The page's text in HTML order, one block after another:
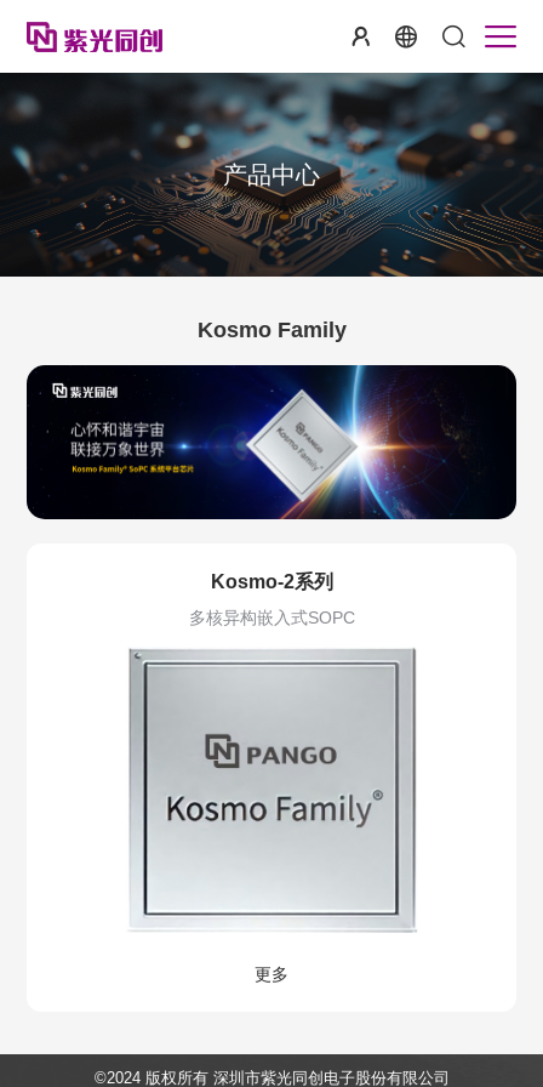
产品中心
Kosmo Family
Kosmo-2系列
多核异构嵌入式SOPC
更多
©2024 版权所有 深圳市紫光同创电子股份有限公司